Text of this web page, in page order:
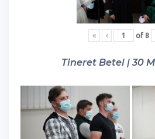
« ‹ of 8
Tineret Betel | 30